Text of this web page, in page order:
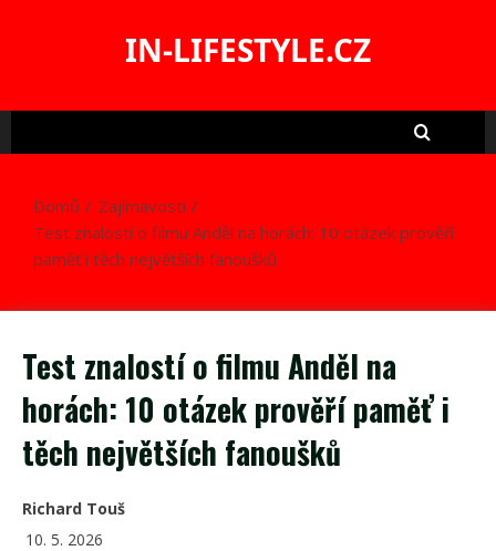
IN-LIFESTYLE.CZ
Domů
Zajímavosti
Test znalostí o filmu Anděl na horách: 10 otázek prověří
paměť i těch největších fanoušků
Test znalostí o filmu Anděl na
horách: 10 otázek prověří paměť i
těch největších fanoušků
Richard Touš
10. 5. 2026